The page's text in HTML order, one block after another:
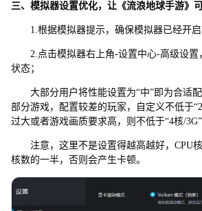
三、模拟器设置优化，让《流浪地球手游》
1.根据模拟器提示，确保模拟器已经开启
2.点击模拟器右上角-设置中心-高级设置
状态；
大部分用户将性能设置为“中”即为合适配
部分游戏，配置较差的玩家，自定义不低于
过大或者游戏画质要求高，则不低于“4核/3G”
注意，这里不是设置得越高越好，CPU
核数的一半，否则会产生卡顿。